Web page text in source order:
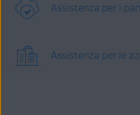
Assistenza per i
Assistenza per le